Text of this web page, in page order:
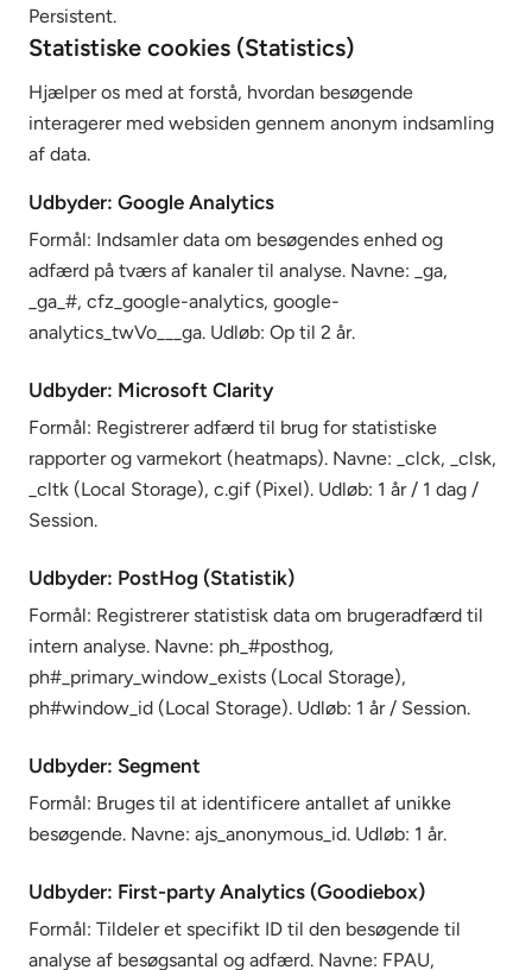
Persistent.
Statistiske cookies (Statistics)
Hjælper os med at forstå, hvordan besøgende
interagerer med websiden gennem anonym indsamling
af data.
Udbyder: Google Analytics
Formål: Indsamler data om besøgendes enhed og
adfærd på tværs af kanaler til analyse. Navne: _ga,
_ga_#, cfz_google-analytics, google-
analytics_twVo___ga. Udløb: Op til 2 år.
Udbyder: Microsoft Clarity
Formål: Registrerer adfærd til brug for statistiske
rapporter og varmekort (heatmaps). Navne: _clck, _clsk,
_cltk (Local Storage), c.gif (Pixel). Udløb: 1 år / 1 dag /
Session.
Udbyder: PostHog (Statistik)
Formål: Registrerer statistisk data om brugeradfærd til
intern analyse. Navne: ph_#posthog,
ph#_primary_window_exists (Local Storage),
ph#window_id (Local Storage). Udløb: 1 år / Session.
Udbyder: Segment
Formål: Bruges til at identificere antallet af unikke
besøgende. Navne: ajs_anonymous_id. Udløb: 1 år.
Udbyder: First-party Analytics (Goodiebox)
Formål: Tildeler et specifikt ID til den besøgende til
analyse af besøgsantal og adfærd. Navne: FPAU,